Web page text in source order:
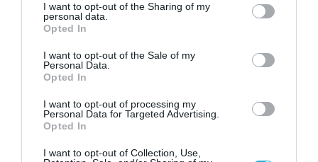
not limited to your visit or usage behaviour. You may click to
grant or deny consent to Google and its third-party tags to
use your data for below specified purposes in below Google
consent section.
I want to opt-out of the Sharing of my
personal data.
Opted In
I want to opt-out of the Sale of my
Personal Data.
Opted In
I want to opt-out of processing my
Personal Data for Targeted Advertising.
Opted In
I want to opt-out of Collection, Use,
05.08.2026 | 06:30